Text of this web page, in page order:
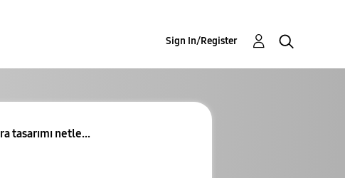
Sign In/Register
tasarımı netle...